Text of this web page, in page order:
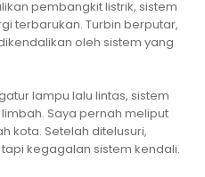
pembangkit listrik, sistem
terbarukan. Turbin berputar,
oleh sistem yang
lampu lalu lintas, sistem
Saya pernah meliput
kota. Setelah ditelusuri,
kegagalan sistem kendali.